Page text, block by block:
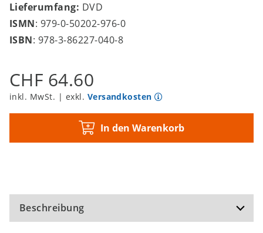
Lieferumfang: DVD
ISMN: 979-0-50202-976-0
ISBN: 978-3-86227-040-8
CHF 64.60
inkl. MwSt. | exkl. Versandkosten
In den Warenkorb
Beschreibung